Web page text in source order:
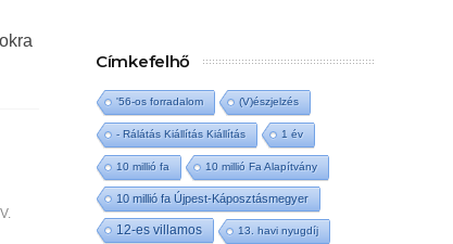
Címkefelhő
'56-os forradalom (V)észjelzés
- Rálátás Kiállítás Kiállítás 1 év
10 millió fa 10 millió Fa Alapítvány
10 millió fa Újpest-Káposztásmegyer
12-es villamos 13. havi nyugdíj